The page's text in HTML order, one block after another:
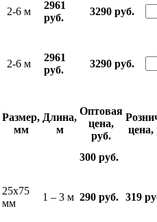
2-6 м
2961
руб.
3290 руб.
2-6 м
2961
руб.
3290 руб.
Размер,
мм
Длина,
м
Оптовая
цена,
руб.
цена,
300 руб.
25x75
мм
1 – 3 м 290 руб. 319